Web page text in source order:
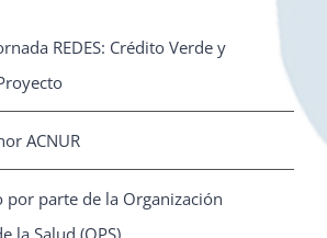
REDES: Crédito Verde y
ACNUR
por parte de la Organización